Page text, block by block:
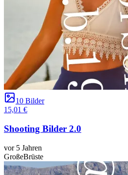
10 Bilder
15,01 €
Shooting Bilder 2.0
vor 5 Jahren
GroßeBrüste